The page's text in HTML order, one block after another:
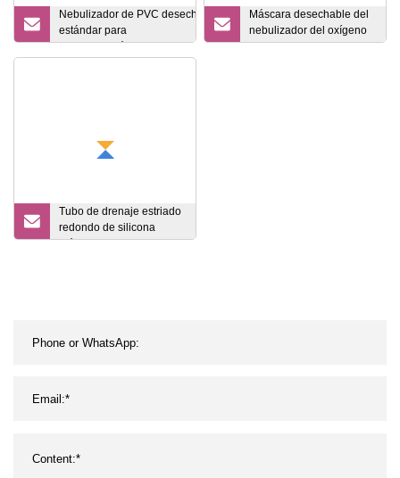
Nebulizador de PVC desechable
estándar para
adultos/pediátricos/infantiles/mascarilla
facial de oxígeno con correa elástica
Máscara desechable del
nebulizador del oxígeno
del CPR del CE FDA del
Tubo de drenaje estriado
redondo de silicona
médica desechable para